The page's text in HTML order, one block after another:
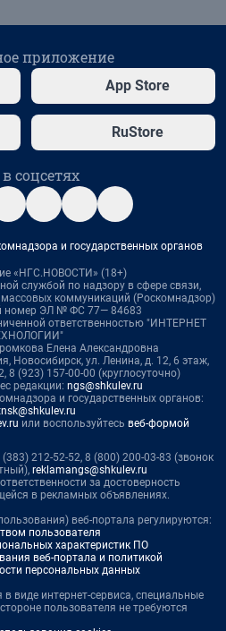
приложение
App Store
RuStore
соцсетях
и государственных органов
«НГС.НОВОСТИ» (18+)
службой по надзору в сфере связи,
коммуникаций (Роскомнадзор)
номер ЭЛ № ФС 77— 84683
ответственностью "ИНТЕРНЕТ
Елена Александровна
Новосибирск, ул. Ленина, д. 12, 6 этаж,
8 (923) 157-00-00 (круглосуточно)
редакции: ngs@shkulev.ru
и государственных органов:
или воспользуйтесь веб-формой
212-52-52, 8 (800) 200-03-83 (звонок
reklamangs@shkulev.ru
за достоверность
в рекламных объявлениях.
веб-портала регулируются:
пользователя
характеристик ПО
веб-портала и политикой
персональных данных
в виде интернет-сервиса, специальные
пользователя не требуются